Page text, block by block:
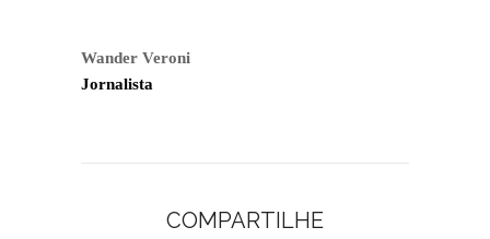
Wander Veroni
Jornalista
COMPARTILHE